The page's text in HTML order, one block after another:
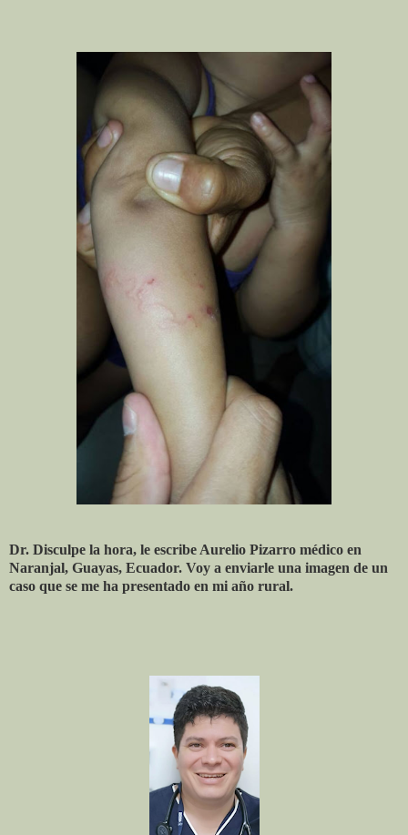
Dr. Disculpe la hora, le escribe Aurelio Pizarro médico en
Naranjal, Guayas, Ecuador. Voy a enviarle una imagen de un
caso que se me ha presentado en mi año rural.